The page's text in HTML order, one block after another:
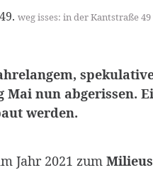
weg isses: in der Kantstraße
nun abgerissen.
werden.
Jahr 2021 zum